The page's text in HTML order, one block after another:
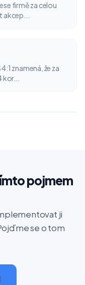
firmě za celou
znamená, že za
pojmem
ji
se o tom